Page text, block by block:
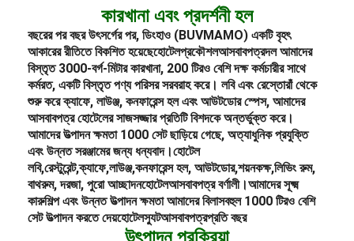
কারখানা এবং প্রদর্শনী হল
বছরের পর বছর উৎসর্গের পর, ডিংহাও (BUVMAMO) একটি বৃহৎ
আকারের রীতিতে বিকশিত হয়েছেহোটেলপ্রকৌশলআসবাবপত্রদল আমাদের
বিস্তৃত 3000-বর্গ-মিটার কারখানা, 200 টিরও বেশি দক্ষ কর্মচারীর সাথে
কর্মরত, একটি বিস্তৃত পণ্য পরিসর সরবরাহ করে। লবি এবং রেস্তোরাঁ থেকে
শুরু করে ক্যাফে, লাউঞ্জ, কনফারেন্স হল এবং আউটডোর স্পেস, আমাদের
আসবাবপত্র হোটেলের সাজসজ্জার প্রতিটি বিশদকে অন্তর্ভুক্ত করে।
আমাদের উত্পাদন ক্ষমতা 1000 সেট ছাড়িয়ে গেছে, অত্যাধুনিক প্রযুক্তি
এবং উন্নত সরঞ্জামের জন্য ধন্যবাদ।হোটেল
লবি,রেস্টুরেন্ট,ক্যাফে,লাউঞ্জ,কনফারেন্স হল, আউটডোর,শয়নকক্ষ,লিভিং রুম,
বাথরুম, দরজা, পুরো আচ্ছাদনহোটেলআসবাবপত্র বর্ণালী।আমাদের সূক্ষ্ম
কারুশিল্প এবং উন্নত উত্পাদন ক্ষমতা আমাদের বিলাসবহুল 1000 টিরও বেশি
সেট উত্পাদন করতে দেয়হোটেলস্যুটআসবাবপত্রপ্রতি বছর